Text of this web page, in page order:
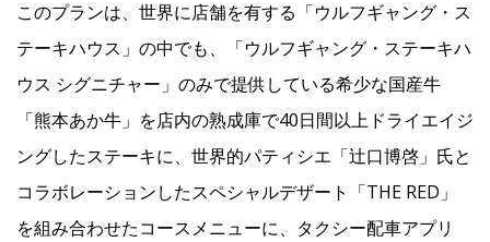
このプランは、世界に店舗を有する「ウルフギャング・ス
テーキハウス」の中でも、「ウルフギャング・ステーキハ
ウス シグニチャー」のみで提供している希少な国産牛
「熊本あか牛」を店内の熟成庫で40日間以上ドライエイジ
ングしたステーキに、世界的パティシエ「辻󠄀口博啓」氏と
コラボレーションしたスペシャルデザート「THE RED」
を組み合わせたコースメニューに、タクシー配車アプリ